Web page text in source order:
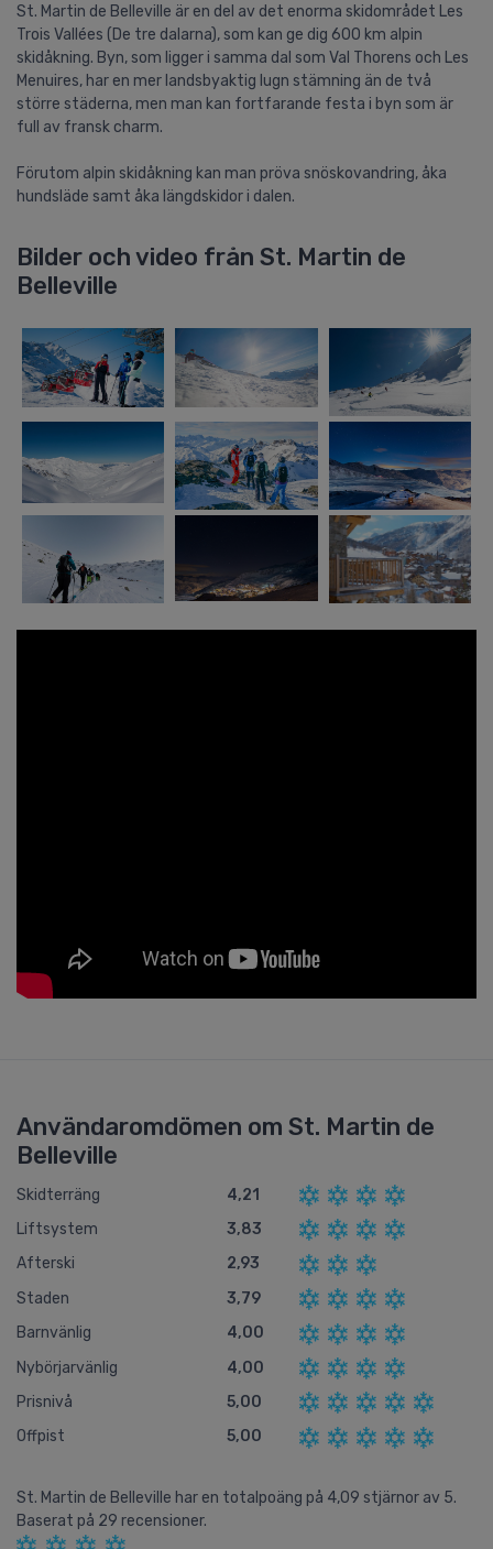
St. Martin de Belleville är en del av det enorma skidområdet Les
Trois Vallées (De tre dalarna), som kan ge dig 600 km alpin
skidåkning. Byn, som ligger i samma dal som Val Thorens och Les
Menuires, har en mer landsbyaktig lugn stämning än de två
större städerna, men man kan fortfarande festa i byn som är
full av fransk charm.
Förutom alpin skidåkning kan man pröva snöskovandring, åka
hundsläde samt åka längdskidor i dalen.
Bilder och video från St. Martin de
Belleville
Användaromdömen om St. Martin de
Belleville
Skidterräng
4,21
Liftsystem
3,83
Afterski
2,93
Staden
3,79
Barnvänlig
4,00
Nybörjarvänlig
4,00
Prisnivå
5,00
Offpist
5,00
St. Martin de Belleville har en totalpoäng på 4,09 stjärnor av 5.
Baserat på 29 recensioner.